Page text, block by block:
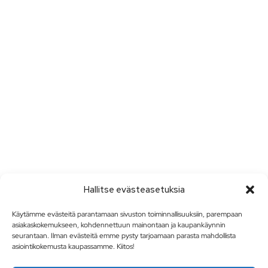
Hallitse evästeasetuksia
Käytämme evästeitä parantamaan sivuston toiminnallisuuksiin, parempaan
asiakaskokemukseen, kohdennettuun mainontaan ja kaupankäynnin
seurantaan. Ilman evästeitä emme pysty tarjoamaan parasta mahdollista
asiointikokemusta kaupassamme. Kiitos!